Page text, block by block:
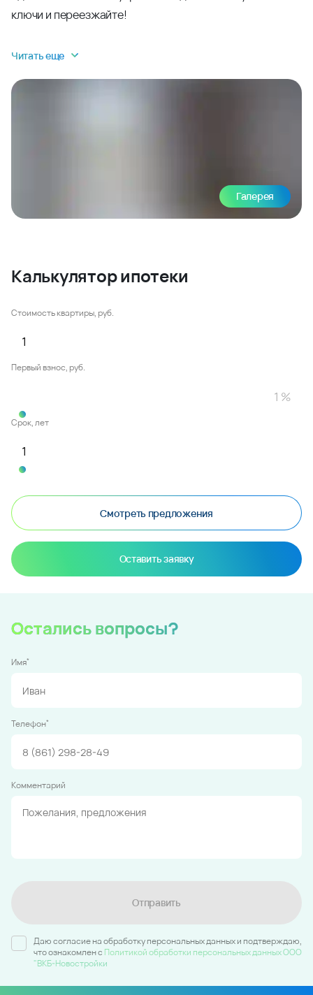
ключи и переезжайте!
Читать еще
Галерея
Калькулятор ипотеки
Стоимость квартиры, руб.
Первый взнос, руб.
Срок, лет
Смотреть предложения
Оставить заявку
Остались вопросы?
Имя*
Телефон*
Комментарий
Отправить
Даю согласие на обработку персональных данных и подтверждаю,
что ознакомлен c Политикой обработки персональных данных ООО
"ВКБ-Новостройки